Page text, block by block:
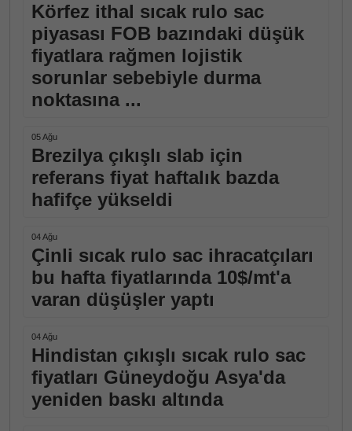
Körfez ithal sıcak rulo sac
piyasası FOB bazındaki düşük
fiyatlara rağmen lojistik
sorunlar sebebiyle durma
noktasına ...
05 Ağu
Brezilya çıkışlı slab için
referans fiyat haftalık bazda
hafifçe yükseldi
04 Ağu
Çinli sıcak rulo sac ihracatçıları
bu hafta fiyatlarında 10$/mt'a
varan düşüşler yaptı
04 Ağu
Hindistan çıkışlı sıcak rulo sac
fiyatları Güneydoğu Asya'da
yeniden baskı altında